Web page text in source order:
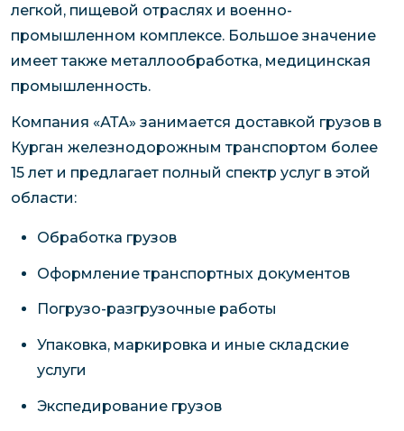
легкой, пищевой отраслях и военно-
промышленном комплексе. Большое значение
имеет также металлообработка, медицинская
промышленность.
Компания «АТА» занимается доставкой грузов в
Курган железнодорожным транспортом более
15 лет и предлагает полный спектр услуг в этой
области:
Обработка грузов
Оформление транспортных документов
Погрузо-разгрузочные работы
Упаковка, маркировка и иные складские
услуги
Экспедирование грузов